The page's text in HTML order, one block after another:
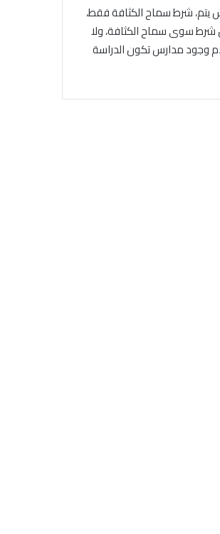
يتم، شرط سماح الكثافة فقط،
شرط سوى سماح الكثافة، ولا
وجود مدارس تكون الدراسة